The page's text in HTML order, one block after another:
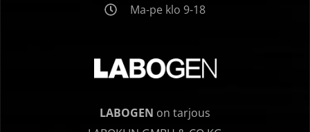
Ma-pe klo 9-18
LABOGEN on tarjous